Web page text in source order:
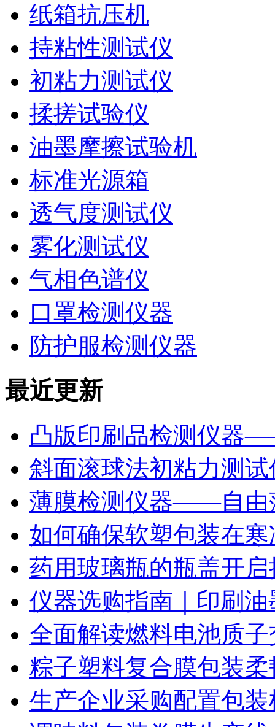
纸箱抗压机
持粘性测试仪
初粘力测试仪
揉搓试验仪
油墨摩擦试验机
标准光源箱
透气度测试仪
雾化测试仪
气相色谱仪
口罩检测仪器
防护服检测仪器
最近更新
凸版印刷品检测仪器
斜面滚球法初粘力测
薄膜检测仪器——自由
如何确保软塑包装在
药用玻璃瓶的瓶盖开
仪器选购指南｜印刷
全面解读燃料电池质
粽子塑料复合膜包装
生产企业采购配置包